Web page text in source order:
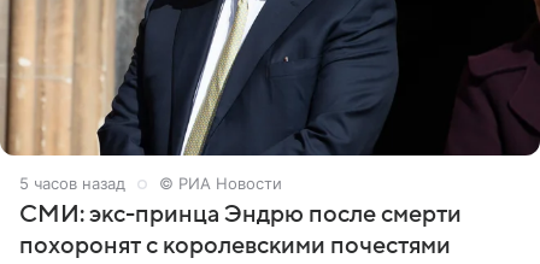
5 часов назад © РИА Новости
СМИ: экс-принца Эндрю после смерти
похоронят с королевскими почестями